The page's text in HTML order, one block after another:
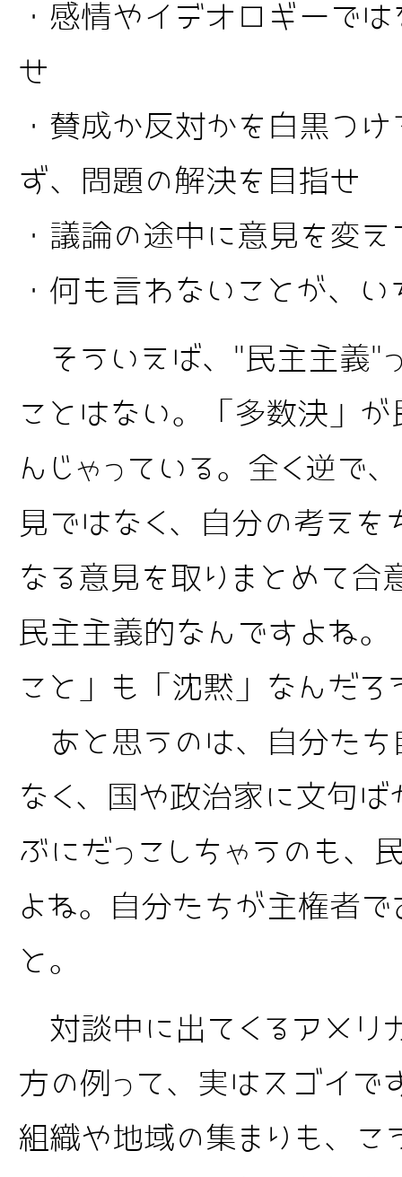
・感情やイデオロギーでは
せ
・賛成か反対かを白黒つ
ず、問題の解決を目指せ
・議論の途中に意見を変え
・何も言わないことが、
そういえば、"民主主義"
ことはない。「多数決」
んじゃっている。全く逆で
見ではなく、自分の考えを
なる意見を取りまとめて合
民主主義的なんですよね
こと」も「沈黙」なんだろ
あと思うのは、自分たち
なく、国や政治家に文句ば
ぶにだっこしちゃうのも、
よね。自分たちが主権者
と。
対談中に出てくるアメリ
方の例って、実はスゴイで
組織や地域の集まりも、こ